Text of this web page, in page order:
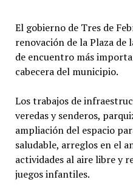
El gobierno de Tres de
renovación de la Plaza
de encuentro más
cabecera del municipio.
Los trabajos de
veredas y senderos,
ampliación del espacio
saludable, arreglos en el
actividades al aire libre y
juegos infantiles.